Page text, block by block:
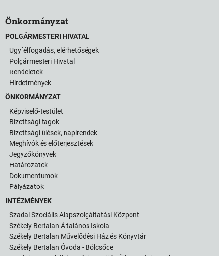
Önkormányzat
POLGÁRMESTERI HIVATAL
Ügyfélfogadás, elérhetőségek
Polgármesteri Hivatal
Rendeletek
Hirdetmények
ÖNKORMÁNYZAT
Képviselő-testület
Bizottsági tagok
Bizottsági ülések, napirendek
Meghívók és előterjesztések
Jegyzőkönyvek
Határozatok
Dokumentumok
Pályázatok
INTÉZMÉNYEK
Szadai Szociális Alapszolgáltatási Központ
Székely Bertalan Általános Iskola
Székely Bertalan Művelődési Ház és Könyvtár
Székely Bertalan Óvoda - Bölcsőde